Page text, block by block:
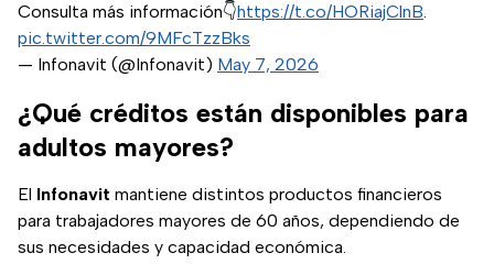
Consulta más información👇https://t.co/HORiajClnB.
pic.twitter.com/9MFcTzzBks
— Infonavit (@Infonavit) May 7, 2026
¿Qué créditos están disponibles para
adultos mayores?
El Infonavit mantiene distintos productos financieros
para trabajadores mayores de 60 años, dependiendo de
sus necesidades y capacidad económica.